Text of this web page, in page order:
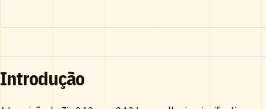
Introdução